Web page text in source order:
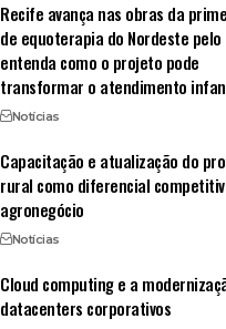
Recife avança nas obras da
de equoterapia do Nordeste pelo
entenda como o projeto pode
transformar o atendimento
Notícias
Capacitação e atualização do
rural como diferencial
agronegócio
Notícias
Cloud computing e a
datacenters corporativos